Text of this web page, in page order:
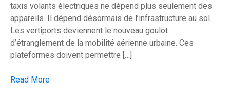
taxis volants électriques ne dépend plus seulement des
appareils. Il dépend désormais de l’infrastructure au sol.
Les vertiports deviennent le nouveau goulot
d’étranglement de la mobilité aérienne urbaine. Ces
plateformes doivent permettre […]
Les vertiports deviennent le vrai verrou des taxis volants
Read More